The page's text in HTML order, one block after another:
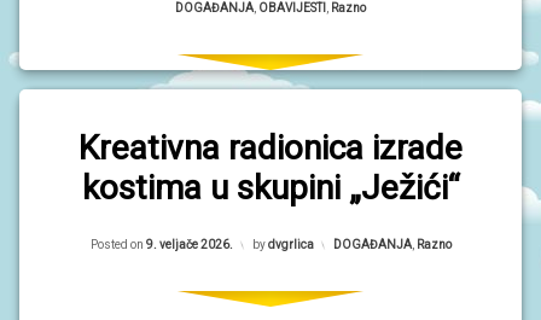
Kategorije:
DOGAĐANJA OBAVIJESTI Razno
Kreativna radionica izrade
kostima u skupini „Ježići“
Posted on 9. veljače 2026. bydvgrlica Kategorije:
DOGAĐANJA, Razno